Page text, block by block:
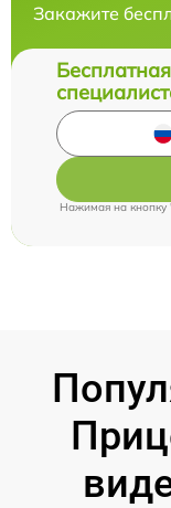
Закажите
Нажимая на кнопку